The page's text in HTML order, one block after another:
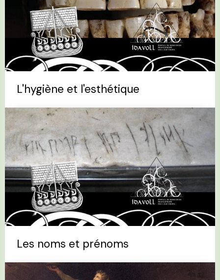
L'hygiène et l'esthétique
Les noms et prénoms